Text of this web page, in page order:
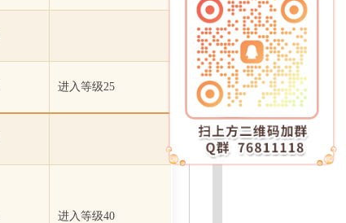
进入等级25
进入等级40